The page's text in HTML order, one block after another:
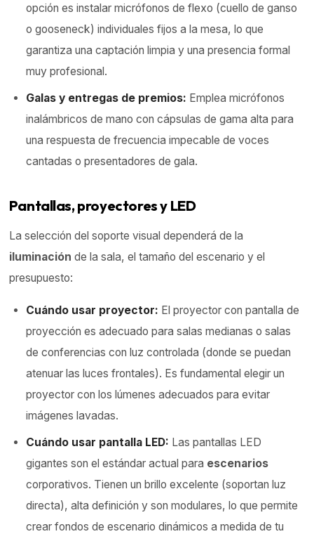
opción es instalar micrófonos de flexo (cuello de ganso
o gooseneck) individuales fijos a la mesa, lo que
garantiza una captación limpia y una presencia formal
muy profesional.
Galas y entregas de premios: Emplea micrófonos
inalámbricos de mano con cápsulas de gama alta para
una respuesta de frecuencia impecable de voces
cantadas o presentadores de gala.
Pantallas,proyectoresy LED
La selección del soporte visual dependerá de la
iluminación de la sala, el tamaño del escenario y el
presupuesto:
Cuándo usar proyector: El proyector con pantalla de
proyección es adecuado para salas medianas o salas
de conferencias con luz controlada (donde se puedan
atenuar las luces frontales). Es fundamental elegir un
proyector con los lúmenes adecuados para evitar
imágenes lavadas.
Cuándo usar pantalla LED: Las pantallas LED
gigantes son el estándar actual para escenarios
corporativos. Tienen un brillo excelente (soportan luz
directa), alta definición y son modulares, lo que permite
crear fondos de escenario dinámicos a medida de tu